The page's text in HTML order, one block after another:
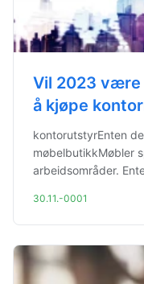
Vil 2023 være
å kjøpe
kontorutstyrEnten
møbelbutikkMøbler
arbeidsområder.
30.11.-0001